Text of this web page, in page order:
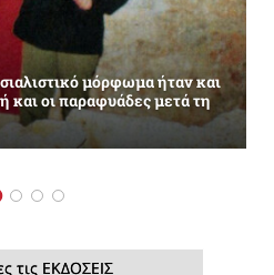
μόρφωμα ήταν και
και οι παραφυάδες μετά τη
τις ΕΚΔΟΣΕΙΣ